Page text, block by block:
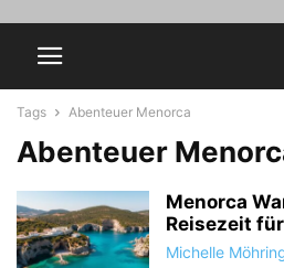
Tags Abenteuer Menorca
Abenteuer
Menorca
Reisezeit
Michelle